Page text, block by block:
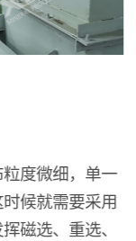
度微细，单一
候就需要采用
磁选、重选、